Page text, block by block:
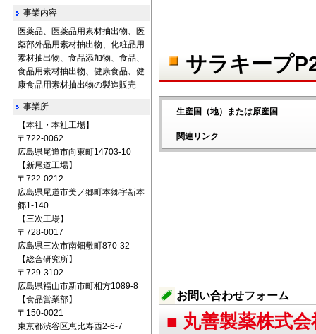
サラキープ
生産国（地）または原産国
関連リンク
お問い合わせフォーム
■ 丸善製薬株式会
事業内容
医薬品、医薬品用素材抽出物、医
薬部外品用素材抽出物、化粧品用
素材抽出物、食品添加物、食品、
食品用素材抽出物、健康食品、健
康食品用素材抽出物の製造販売
事業所
【本社・本社工場】
〒722‐0062
広島県尾道市向東町14703-10
【新尾道工場】
〒722‐0212
広島県尾道市美ノ郷町本郷字新本
郷1-140
【三次工場】
〒728-0017
広島県三次市南畑敷町870-32
【総合研究所】
〒729-3102
広島県福山市新市町相方1089-8
【食品営業部】
〒150‐0021
東京都渋谷区恵比寿西2-6-7